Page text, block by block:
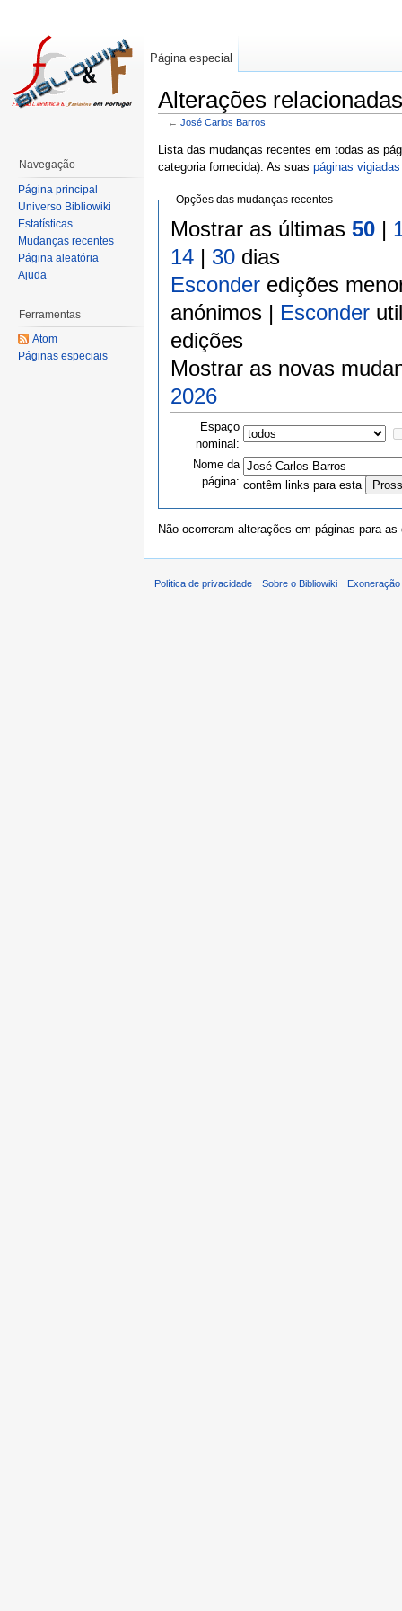
Alterações
← José Carlos Barros
Lista das mudanças recentes em todas as
categoria fornecida). As suas páginas vigiadas
Opções das mudanças recentes
Mostrar as últimas 50|
14| 30dias
Esconderedições
anónimos | Esconder
edições
Mostrar as novas
2026
Espaço
nominal:
Nome da
página: contêm links para esta
Não ocorreram alterações em páginas para
Página especial
Navegação
Página principal
Universo Bibliowiki
Estatísticas
Mudanças recentes
Página aleatória
Ajuda
Ferramentas
Atom
Páginas especiais
Política de privacidade Sobre o Bibliowiki